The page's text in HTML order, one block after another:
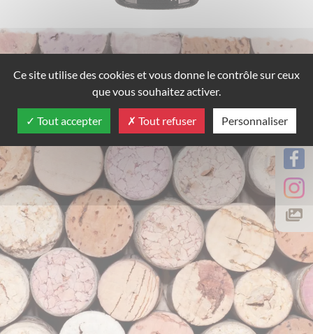
Ce site utilise des cookies et vous donne le contrôle sur ceux
que vous souhaitez activer.
Tout accepter Tout refuser Personnaliser